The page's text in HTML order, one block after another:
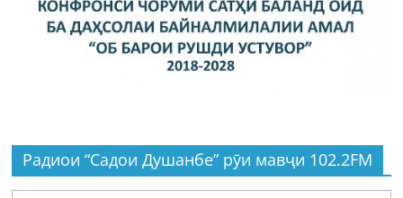
Радиои “Садои Душанбе” рӯи мавҷи 102.2FM